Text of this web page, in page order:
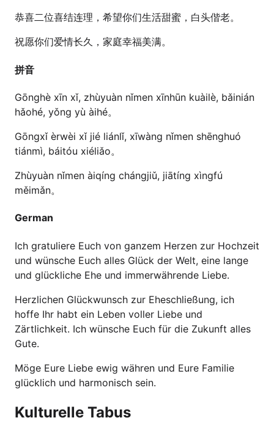
恭喜二位喜结连理，希望你们生活甜蜜，白头偕老。
祝愿你们爱情长久，家庭幸福美满。
拼音
Gōnghè xīn xǐ, zhùyuàn nǐmen xīnhūn kuàilè, bǎinián
hǎohé, yǒng yù àihé。
Gōngxǐ èrwèi xǐ jié liánlǐ, xīwàng nǐmen shēnghuó
tiánmì, báitóu xiéliǎo。
Zhùyuàn nǐmen àiqíng chángjiǔ, jiātíng xìngfú
měimǎn。
German
Ich gratuliere Euch von ganzem Herzen zur Hochzeit
und wünsche Euch alles Glück der Welt, eine lange
und glückliche Ehe und immerwährende Liebe.
Herzlichen Glückwunsch zur Eheschließung, ich
hoffe Ihr habt ein Leben voller Liebe und
Zärtlichkeit. Ich wünsche Euch für die Zukunft alles
Gute.
Möge Eure Liebe ewig währen und Eure Familie
glücklich und harmonisch sein.
Kulturelle Tabus